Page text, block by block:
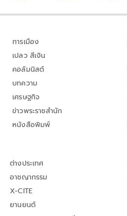
การเมือง
เปลว สีเงิน
คอลัมนิสต์
บทความ
เศรษฐกิจ
ข่าวพระราชสำนัก
หนังสือพิมพ์
ต่างประเทศ
อาชญากรรม
X-CITE
ยานยนต์